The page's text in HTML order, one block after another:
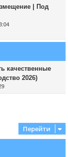
| Под
качественные
2026)
Перейти